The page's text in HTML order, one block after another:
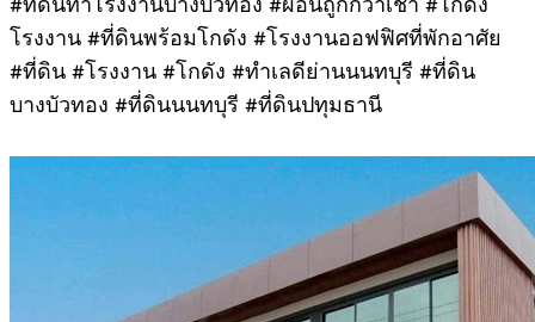
โรงงาน #ที่ดินพร้อมโกดัง #โรงงานออฟฟิศที่พักอาศัย
#ที่ดิน #โรงงาน #โกดัง #ทำเลดีย่านนนทบุรี #ที่ดิน
บางบัวทอง #ที่ดินนนทบุรี #ที่ดินปทุมธานี